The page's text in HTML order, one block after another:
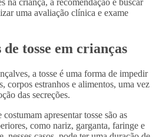
uma avaliação clínica e exame
tosse em crianças
a tosse é uma forma de impedir
corpos estranhos e alimentos, uma vez
das secreções.
apresentar tosse são as
como nariz, garganta, faringe e